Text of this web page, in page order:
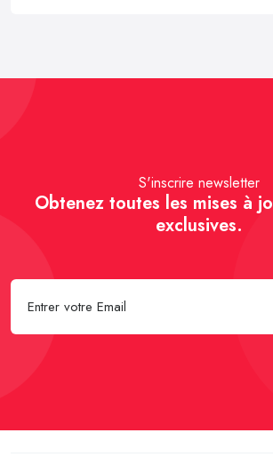
S'inscrire newsletter
Obtenez toutes les mises à
exclusives.